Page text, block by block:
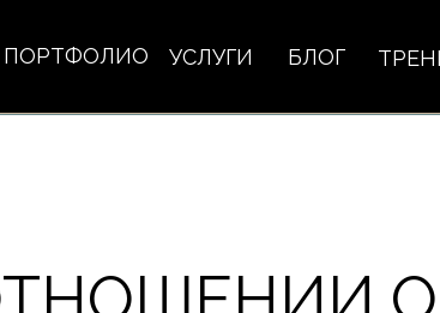
ПОРТФОЛИО БЛОГ
УСЛУГИ